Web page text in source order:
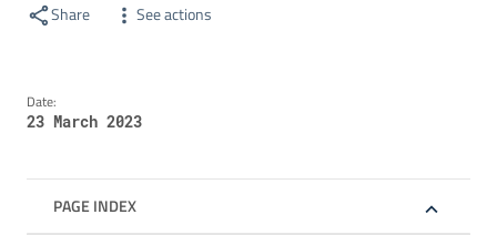
Share See actions
Date:
23 March 2023
PAGE INDEX